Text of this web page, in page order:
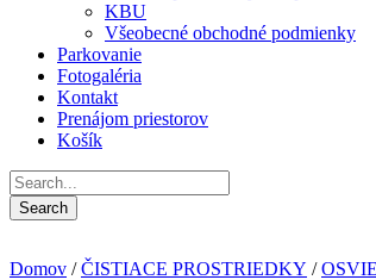
KBU
Všeobecné obchodné podmienky
Parkovanie
Fotogaléria
Kontakt
Prenájom priestorov
Košík
Domov /ČISTIACE PROSTRIEDKY /